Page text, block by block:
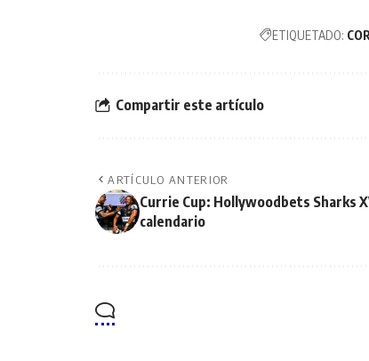
ETIQUETADO:
Compartir este artículo
ARTÍCULO ANTERIOR
Currie Cup: Hollywoodbets Sharks
calendario